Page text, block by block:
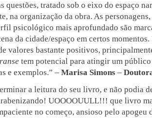
questões, tratado sob o eixo do espaço
na organização da obra. As
psicológico mais aprofundado são
da cidade/espaço em certos
valores bastante positivos,
tem potencial para atingir um
e exemplos.” – Marisa Simons –
a leitura do seu livro, e não podia
UOOOOUULL!!! que livro
no começo, ansioso pelo apogeu